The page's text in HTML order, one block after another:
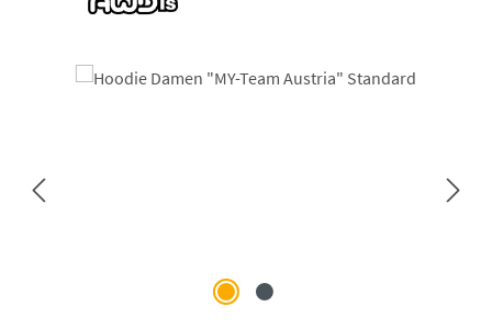
Bildergalerie überspringen